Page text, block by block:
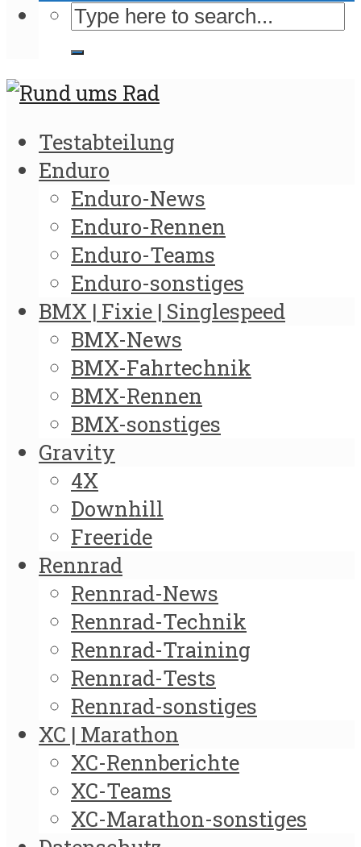
Testabteilung
Enduro
Enduro-News
Enduro-Rennen
Enduro-Teams
Enduro-sonstiges
BMX | Fixie | Singlespeed
BMX-News
BMX-Fahrtechnik
BMX-Rennen
BMX-sonstiges
Gravity
4X
Downhill
Freeride
Rennrad
Rennrad-News
Rennrad-Technik
Rennrad-Training
Rennrad-Tests
Rennrad-sonstiges
XC | Marathon
XC-Rennberichte
XC-Teams
XC-Marathon-sonstiges